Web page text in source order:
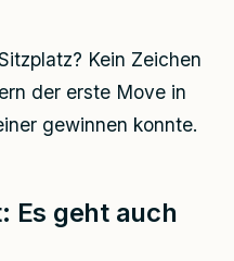
Kein Zeichen
der erste Move in
gewinnen konnte.
Es geht auch